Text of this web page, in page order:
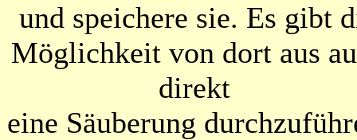
und speichere sie. Es gibt
Möglichkeit von dort aus
direkt
eine Säuberung